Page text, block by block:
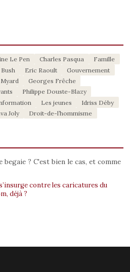
Le Pen Charles Pasqua
Famille
Eric Raoult
Gouvernement
Georges Frêche
Philippe Douste-Blazy
Les jeunes
Idriss Déby
Joly Droit-de-l’hommisme
? C'est bien le cas, et comme
contre les caricatures du
déjà ?